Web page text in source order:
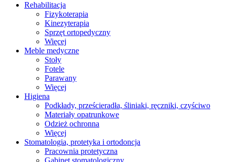
Rehabilitacja
Fizykoterapia
Kinezyterapia
Sprzęt ortopedyczny
Więcej
Meble medyczne
Stoły
Fotele
Parawany
Więcej
Higiena
Podkłady, prześcieradła, śliniaki, ręczniki, czyściwo
Materiały opatrunkowe
Odzież ochronna
Więcej
Stomatologia, protetyka i ortodoncja
Pracownia protetyczna